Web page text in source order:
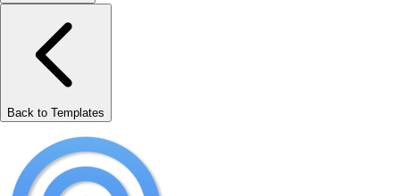
Back to Templates